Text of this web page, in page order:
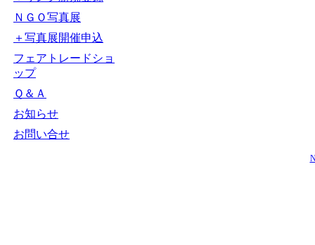
ＮＧＯ写真展
＋写真展開催申込
フェアトレードショ
ップ
Ｑ＆Ａ
お知らせ
お問い合せ